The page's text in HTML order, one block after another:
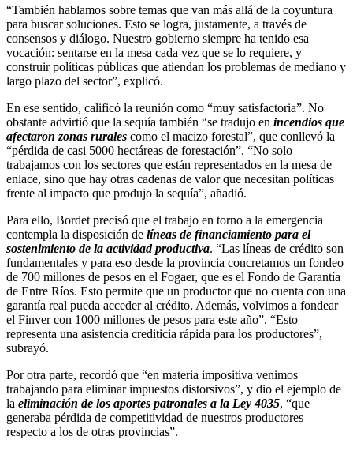
“También hablamos sobre temas que van más allá de la coyuntura
para buscar soluciones. Esto se logra, justamente, a través de
consensos y diálogo. Nuestro gobierno siempre ha tenido esa
vocación: sentarse en la mesa cada vez que se lo requiere, y
construir políticas públicas que atiendan los problemas de mediano y
largo plazo del sector”, explicó.
En ese sentido, calificó la reunión como “muy satisfactoria”. No
obstante advirtió que la sequía también “se tradujo en incendios que
afectaron zonas rurales como el macizo forestal”, que conllevó la
“pérdida de casi 5000 hectáreas de forestación”. “No solo
trabajamos con los sectores que están representados en la mesa de
enlace, sino que hay otras cadenas de valor que necesitan políticas
frente al impacto que produjo la sequía”, añadió.
Para ello, Bordet precisó que el trabajo en torno a la emergencia
contempla la disposición de líneas de financiamiento para el
sostenimiento de la actividad productiva. “Las líneas de crédito son
fundamentales y para eso desde la provincia concretamos un fondeo
de 700 millones de pesos en el Fogaer, que es el Fondo de Garantía
de Entre Ríos. Esto permite que un productor que no cuenta con una
garantía real pueda acceder al crédito. Además, volvimos a fondear
el Finver con 1000 millones de pesos para este año”. “Esto
representa una asistencia crediticia rápida para los productores”,
subrayó.
Por otra parte, recordó que “en materia impositiva venimos
trabajando para eliminar impuestos distorsivos”, y dio el ejemplo de
la eliminación de los aportes patronales a la Ley 4035, “que
generaba pérdida de competitividad de nuestros productores
respecto a los de otras provincias”.